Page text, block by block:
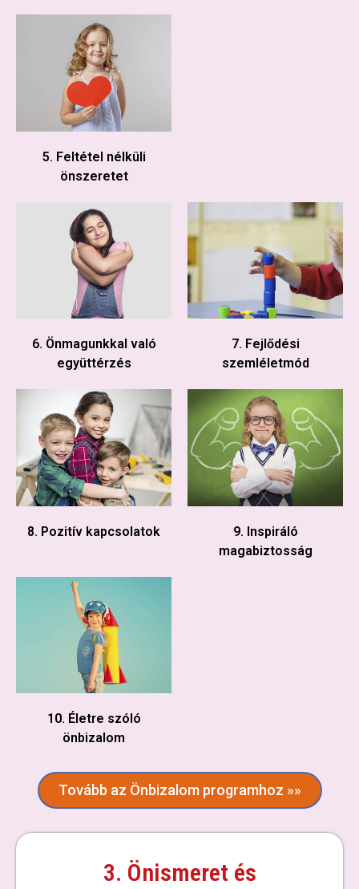
5. Feltétel nélküli
önszeretet
6. Önmagunkkal való
együttérzés
7. Fejlődési
szemléletmód
8. Pozitív kapcsolatok
9. Inspiráló
magabiztosság
10. Életre szóló
önbizalom
Tovább az Önbizalom programhoz »»
3. Önismeret és